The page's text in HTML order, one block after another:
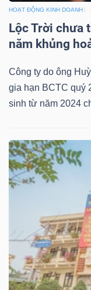
HOẠT ĐỘNG KINH DOANH
Lộc Trời chưa
năm khủng
Công ty do ông
gia hạn BCTC quý
sinh từ năm 2024